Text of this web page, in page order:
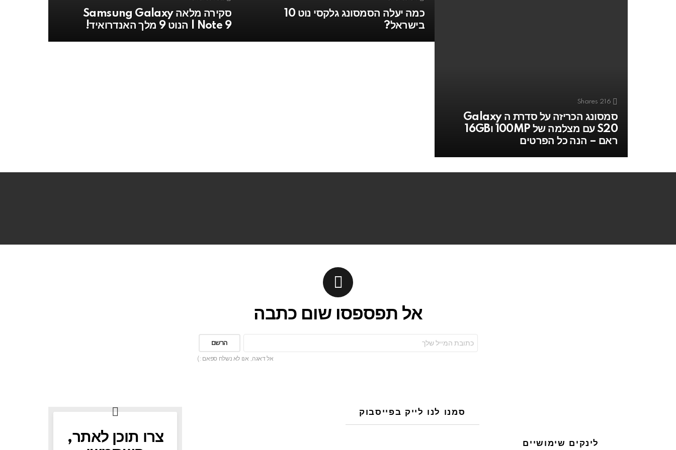
216
Shares
סמסונג הכריזה על סדרת ה Galaxy
S20 עם מצלמה של 100MP ו16GB
ראם – הנה כל הפרטים
כמה יעלה הסמסונג גלקסי נוט 10
בישראל?
סקירה מלאה Samsung Galaxy
Note 9 | הנוט 9 מלך האנדרואיד!
אל תפספסו שום כתבה
אימל:
אל דאגה, אנו לא נשלח ספאם :)
לינקים שימושיים
סמנו לנו לייק בפייסבוק
צרו תוכן לאתר,